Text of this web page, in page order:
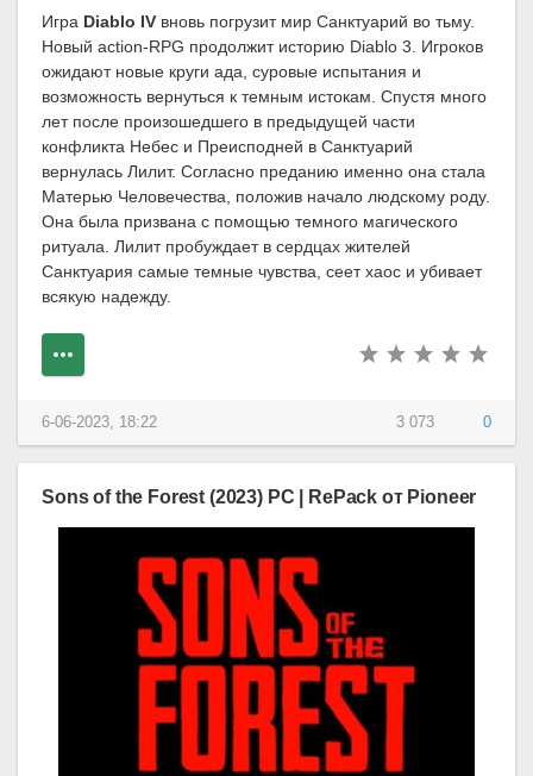
Игра Diablo IV вновь погрузит мир Санктуарий во тьму.
Новый action-RPG продолжит историю Diablo 3. Игроков
ожидают новые круги ада, суровые испытания и
возможность вернуться к темным истокам. Спустя много
лет после произошедшего в предыдущей части
конфликта Небес и Преисподней в Санктуарий
вернулась Лилит. Согласно преданию именно она стала
Матерью Человечества, положив начало людскому роду.
Она была призвана с помощью темного магического
ритуала. Лилит пробуждает в сердцах жителей
Санктуария самые темные чувства, сеет хаос и убивает
всякую надежду.
3 073 0
6-06-2023, 18:22
Sons of the Forest (2023) PC | RePack от Pioneer